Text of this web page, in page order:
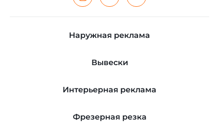
Наружная реклама
Вывески
Интерьерная реклама
Фрезерная резка